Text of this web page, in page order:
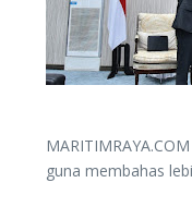
guna membahas